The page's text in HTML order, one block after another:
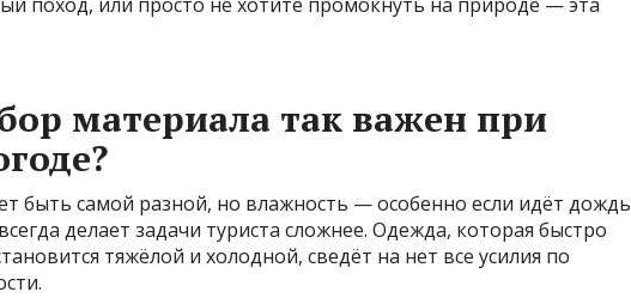
материала так важен при
быть самой разной, но влажность — особенно если идёт дождь
делает задачи туриста сложнее. Одежда, которая быстро
тяжёлой и холодной, сведёт на нет все усилия по